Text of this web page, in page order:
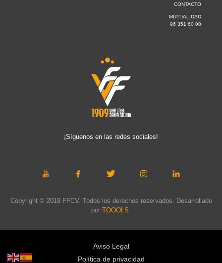
CONTACTO
MUTUALIDAD
96 351 60 00
¡Síguenos en las redes sociales!
Copyright © 2019 FFCV. Todos los derechos reservados. Desarrollado
por TOOOLS
Aviso Legal
Política de privacidad